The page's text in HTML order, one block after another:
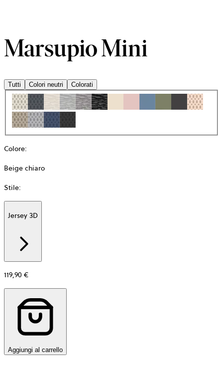
Marsupio Mini
Tutti Colori neutri Colorati
Colore:
Beige chiaro
Stile:
Jersey 3D
119,90 €
Aggiungi al carrello